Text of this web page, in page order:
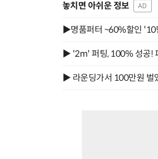
놓치면 아쉬운 정보 AD
▶명품퍼터 ~60%할인 '10
▶ '2m' 퍼팅, 100% 성공!
▶ 라운딩가서 100만원 벌